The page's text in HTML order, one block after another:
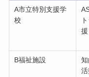
A市立特別支援学
校
援
B福祉施設